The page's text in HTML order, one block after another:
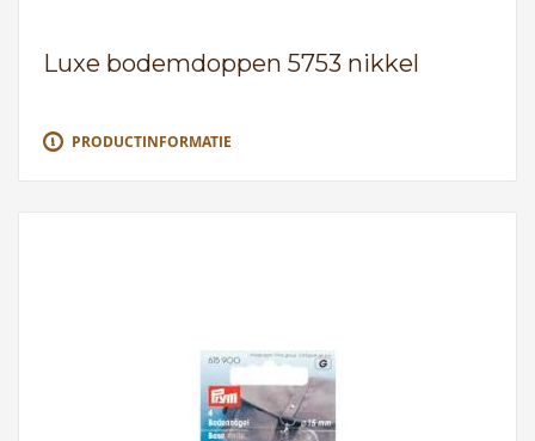
Luxe bodemdoppen 5753 nikkel
PRODUCTINFORMATIE